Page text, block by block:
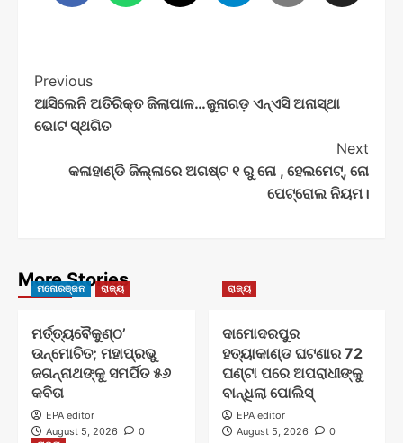
Post
Navigation
Previous
ଆସିଲେନି ଅତିରିକ୍ତ ଜିଲାପାଳ…ଜୁନାଗଡ଼ ଏନ୍‌ଏସି ଅନାସ୍ଥା
ଭୋଟ ସ୍ଥଗିତ
Next
କଳାହାଣ୍ଡି ଜିଲ୍ଳାରେ ଅଗଷ୍ଟ ୧ ରୁ ନୋ , ହେଲମେଟ୍, ନୋ
ପେଟ୍ରୋଲ ନିୟମ।
More Stories
ମନୋରଞ୍ଜନ ରାଜ୍ୟ
ମର୍ତ୍ତ୍ୟବୈକୁଣ୍ଠ’
ଉନ୍ମୋଚିତ; ମହାପ୍ରଭୁ
ଜଗନ୍ନାଥଙ୍କୁ ସମର୍ପିତ ୫୬
କବିତା
EPA editor
August 5, 2026
0
ରାଜ୍ୟ
ଦାମୋଦରପୁର
ହତ୍ୟାକାଣ୍ଡ ଘଟଣାର 72
ଘଣ୍ଟା ପରେ ଅପରାଧୀଙ୍କୁ
ବାନ୍ଧିଲା ପୋଲିସ୍
EPA editor
August 5, 2026
0